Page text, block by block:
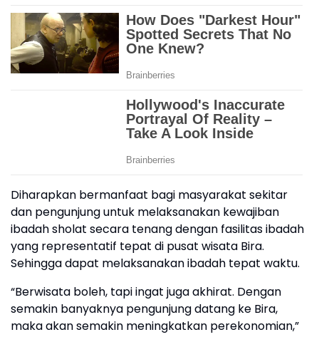
Diharapkan bermanfaat bagi masyarakat sekitar
dan pengunjung untuk melaksanakan kewajiban
ibadah sholat secara tenang dengan fasilitas ibadah
yang representatif tepat di pusat wisata Bira.
Sehingga dapat melaksanakan ibadah tepat waktu.
“Berwisata boleh, tapi ingat juga akhirat. Dengan
semakin banyaknya pengunjung datang ke Bira,
maka akan semakin meningkatkan perekonomian,”